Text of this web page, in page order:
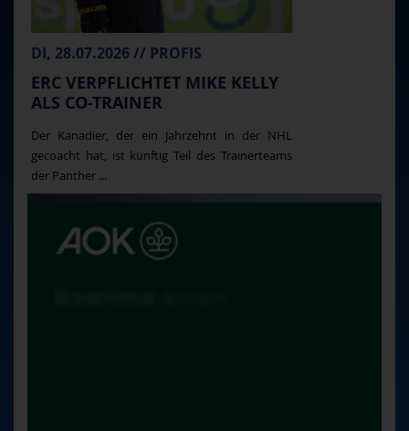
DI, 28.07.2026 // PROFIS
ERC VERPFLICHTET MIKE KELLY
ALS CO-TRAINER
Der Kanadier, der ein Jahrzehnt in der NHL
gecoacht hat, ist künftig Teil des Trainerteams
der Panther ...